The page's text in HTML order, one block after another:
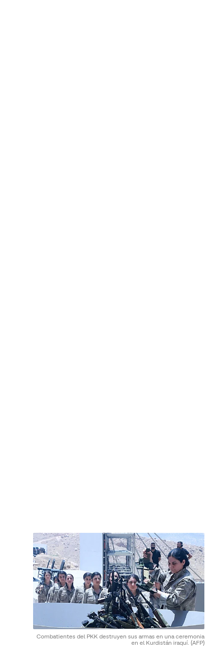
Combatientes del PKK destruyen sus armas en una ceremonia
en el Kurdistán iraquí. (AFP)